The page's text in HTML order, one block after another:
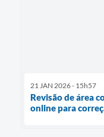
21 JAN 2026 - 15h57
Revisão de área
online para